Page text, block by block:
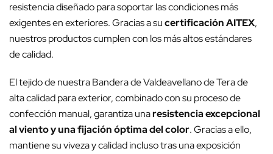
resistencia diseñado para soportar las condiciones más
exigentes en exteriores. Gracias a sucertificación AITEX,
nuestros productos cumplen con los más altos estándares
de calidad.
El tejido de nuestra Bandera de Valdeavellano de Tera de
alta calidad para exterior, combinado con su proceso de
confección manual, garantiza unaresistencia excepcional
al viento y una fijación óptima del color. Gracias a ello,
mantiene su viveza y calidad incluso tras una exposición